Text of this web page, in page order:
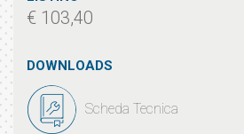
€ 103,40
DOWNLOADS
Scheda Tecnica